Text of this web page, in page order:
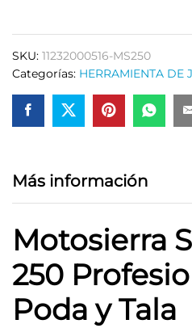
–
Corte
Preciso
y
Potente
quantity
SKU: 11232000516-MS250
Categorías: HERRAMIENTA DE
Más información
Motosierra
250
Poda y Tala